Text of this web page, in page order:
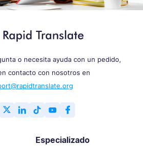
o necesita ayuda con un pedido,
contacto con nosotros en
Especializado